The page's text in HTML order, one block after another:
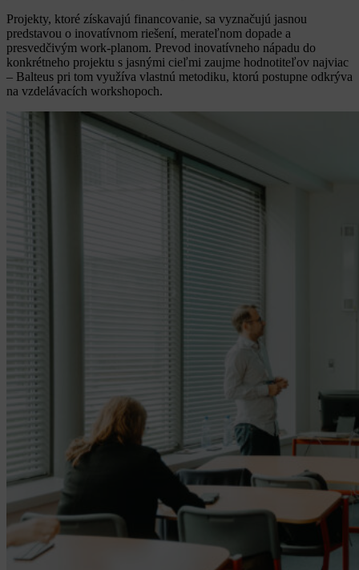
Projekty, ktoré získavajú financovanie, sa vyznačujú jasnou
predstavou o inovatívnom riešení, merateľnom dopade a
presvedčivým work-planom. Prevod inovatívneho nápadu do
konkrétneho projektu s jasnými cieľmi zaujme hodnotiteľov najviac
– Balteus pri tom využíva vlastnú metodiku, ktorú postupne odkrýva
na vzdelávacích workshopoch.